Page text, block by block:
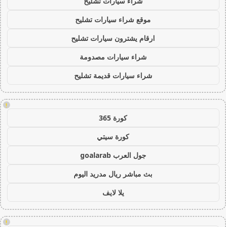
موقع شراء سيارات تشليح
ارقام يشترون سيارات تشليح
شراء سيارات مصدومة
شراء سيارات قديمة تشليح
!
كورة 365
كورة سيتي
جول العرب goalarab
بث مباشر ريال مدريد اليوم
يلا لايف
!